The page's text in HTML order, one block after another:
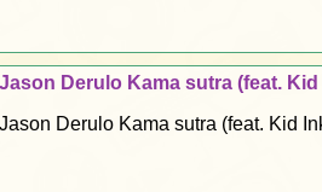
Jason Derulo Kama sutra (feat. Kid
Jason Derulo Kama sutra (feat. Kid